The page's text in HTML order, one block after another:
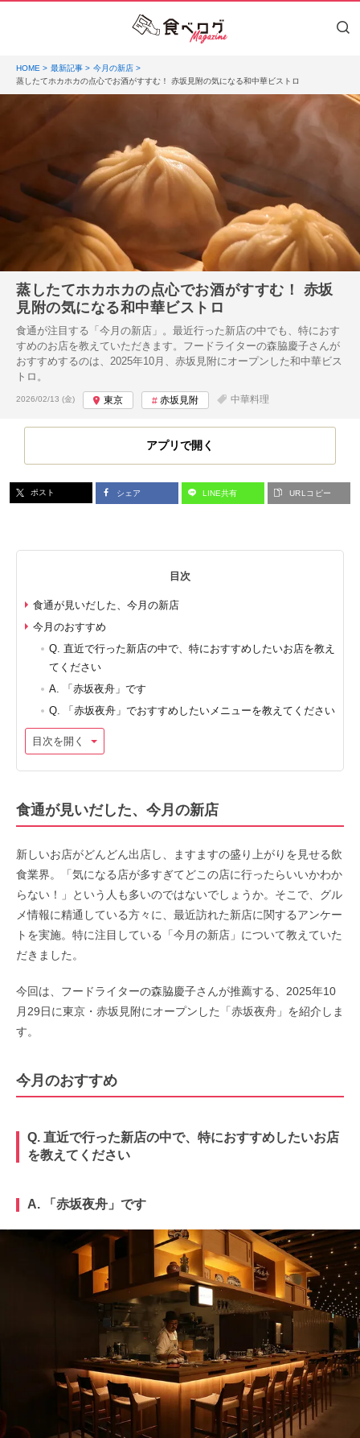
HOME 最新記事
今月の新店
蒸したてホカホカの点心でお酒がすすむ！ 赤坂見附の気になる和中華ビストロ
蒸したてホカホカの点心でお酒がすすむ！ 赤坂
見附の気になる和中華ビストロ
食通が注目する「今月の新店」。最近行った新店の中でも、特におす
すめのお店を教えていただきます。フードライターの森脇慶子さんが
おすすめするのは、2025年10月、赤坂見附にオープンした和中華ビス
トロ。
投稿日:
2026/02/13 (金) 東京 赤坂見附 中華料理
アプリで開く
ポスト シェア LINE共有 URLコピー
目次
食通が見いだした、今月の新店
今月のおすすめ
Q. 直近で行った新店の中で、特におすすめしたいお店を教え
てください
A. 「赤坂夜舟」です
Q. 「赤坂夜舟」でおすすめしたいメニューを教えてください
目次を開く
食通が見いだした、今月の新店
新しいお店がどんどん出店し、ますますの盛り上がりを見せる飲
食業界。「気になる店が多すぎてどこの店に行ったらいいかわか
らない！」という人も多いのではないでしょうか。そこで、グル
メ情報に精通している方々に、最近訪れた新店に関するアンケー
トを実施。特に注目している「今月の新店」について教えていた
だきました。
今回は、フードライターの森脇慶子さんが推薦する、2025年10
月29日に東京・赤坂見附にオープンした「赤坂夜舟」を紹介しま
す。
今月のおすすめ
Q. 直近で行った新店の中で、特におすすめしたいお店
を教えてください
A. 「赤坂夜舟」です